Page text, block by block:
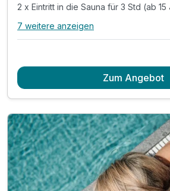
2 x Eintritt in die Sauna für 3 Std (ab 15
Alle Inklusivleistungen
3 x reichhaltiges Frühstück
1 x Halo-Therapie in der Salzgrotte
1 x Detox-Smoothie (täglich)
1 x Früchtekorb am Zimmer
inkl. Entspannung auf dem Barfuß-
inkl. Bademantel für den Aufenthalt
7 weitere anzeigen
Zum Angebot